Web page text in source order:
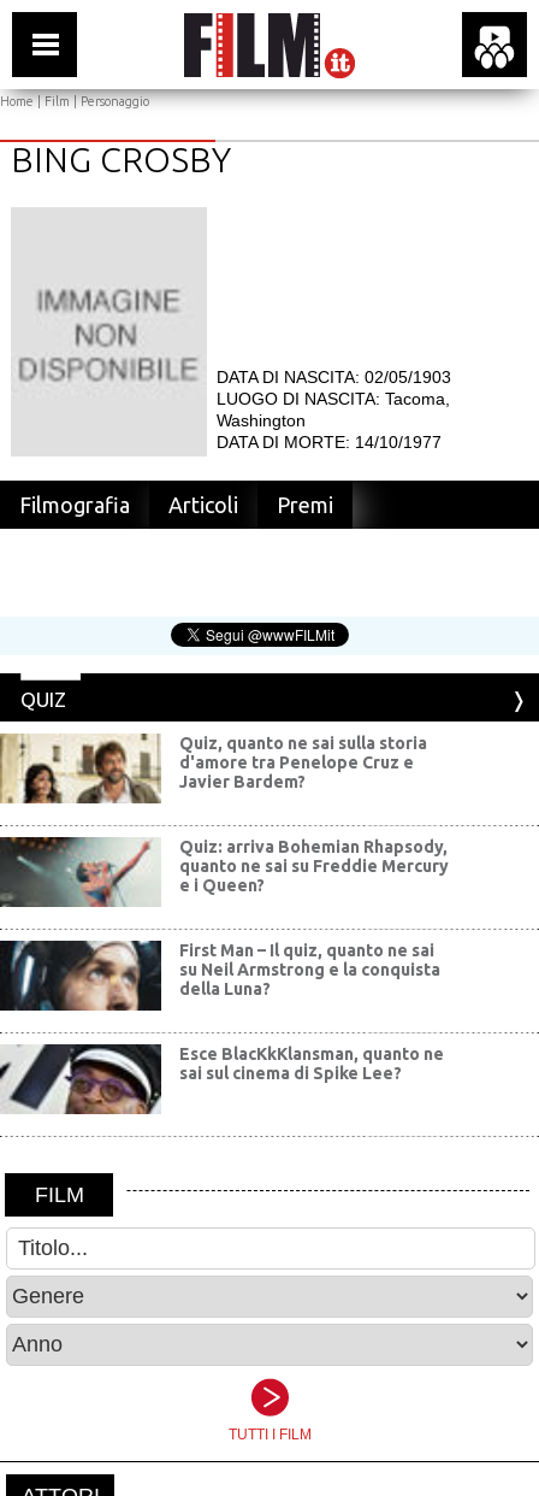
Home|Film| Personaggio
BING CROSBY
DATA DI NASCITA: 02/05/1903
LUOGO DI NASCITA: Tacoma,
Washington
DATA DI MORTE: 14/10/1977
Filmografia Articoli Premi
QUIZ
Quiz, quanto ne sai sulla storia
d'amore tra Penelope Cruz e
Javier Bardem?
Quiz: arriva Bohemian Rhapsody,
quanto ne sai su Freddie Mercury
e i Queen?
First Man – Il quiz, quanto ne sai
su Neil Armstrong e la conquista
della Luna?
Esce BlacKkKlansman, quanto ne
sai sul cinema di Spike Lee?